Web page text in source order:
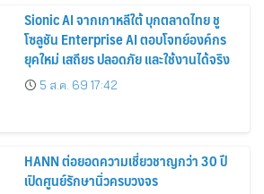
Sionic AI จากเกาหลีใต้ บุกตลาดไทย ชู
โซลูชัน Enterprise AI ตอบโจทย์องค์กร
ยุคใหม่ เสถียร ปลอดภัย และใช้งานได้จริง
5 ส.ค. 69 17:42
HANN ต่อยอดความเชี่ยวชาญกว่า 30 ปี
เปิดศูนย์รักษานิ่วครบวงจร